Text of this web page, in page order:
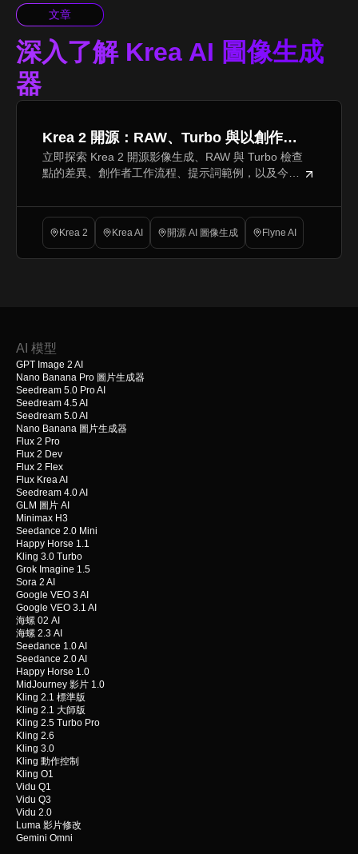
文章
深入了解 Krea AI 圖像生成
器
Krea 2 開源：RAW、Turbo 與以創作者
為中心的影像生成意味著什麼
立即探索 Krea 2 開源影像生成、RAW 與 Turbo 檢查
點的差異、創作者工作流程、提示詞範例，以及今天
Krea 2 Krea AI 開源 AI 圖像生成 Flyne AI
AI 模型
GPT Image 2 AI
Nano Banana Pro 圖片生成器
Seedream 5.0 Pro AI
Seedream 4.5 AI
Seedream 5.0 AI
Nano Banana 圖片生成器
Flux 2 Pro
Flux 2 Dev
Flux 2 Flex
Flux Krea AI
Seedream 4.0 AI
GLM 圖片 AI
Minimax H3
Seedance 2.0 Mini
Happy Horse 1.1
Kling 3.0 Turbo
Grok Imagine 1.5
Sora 2 AI
Google VEO 3 AI
Google VEO 3.1 AI
海螺 02 AI
海螺 2.3 AI
Seedance 1.0 AI
Seedance 2.0 AI
Happy Horse 1.0
MidJourney 影片 1.0
Kling 2.1 標準版
Kling 2.1 大師版
Kling 2.5 Turbo Pro
Kling 2.6
Kling 3.0
Kling 動作控制
Kling O1
Vidu Q1
Vidu Q3
Vidu 2.0
Luma 影片修改
Gemini Omni